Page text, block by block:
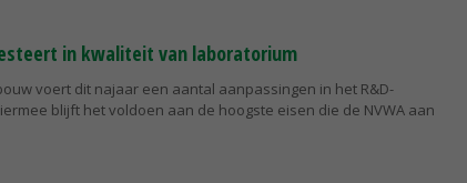
in kwaliteit van laboratorium
voert dit najaar een aantal aanpassingen in het R&D-
blijft het voldoen aan de hoogste eisen die de NVWA aan